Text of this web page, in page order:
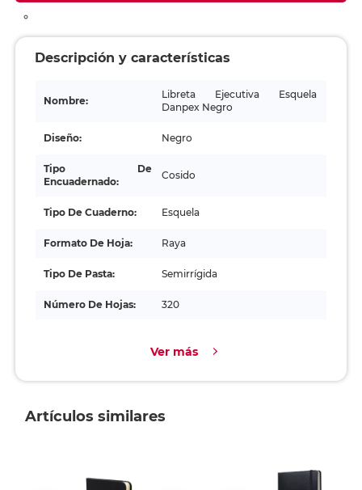
Descripción y características
Nombre:
Libreta Ejecutiva Esquela
Danpex Negro
Diseño: Negro
Tipo De
Encuadernado:
Cosido
Tipo De Cuaderno: Esquela
Formato De Hoja: Raya
Tipo De Pasta: Semirrígida
Número De Hojas: 320
Ver más
Artículos similares